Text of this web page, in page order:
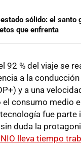
sólido: el santo
que enfrenta
92 % del viaje se
a la
y a una
consumo medio
fue parte
duda la
lleva tiempo